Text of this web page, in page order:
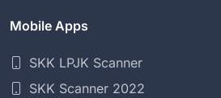
Mobile Apps
SKK LPJK Scanner
SKK Scanner 2022